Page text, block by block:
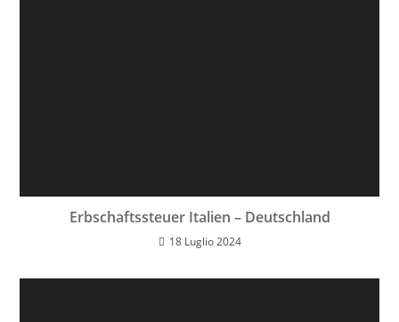
Erbschaftssteuer Italien – Deutschland
18 Luglio 2024